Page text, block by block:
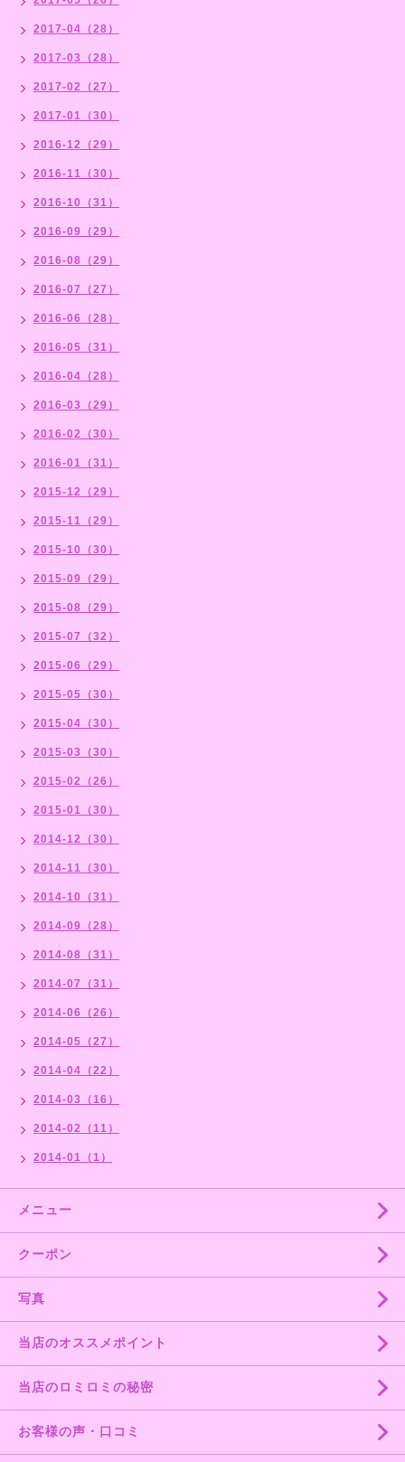
2017-04（28）
2017-03（28）
2017-02（27）
2017-01（30）
2016-12（29）
2016-11（30）
2016-10（31）
2016-09（29）
2016-08（29）
2016-07（27）
2016-06（28）
2016-05（31）
2016-04（28）
2016-03（29）
2016-02（30）
2016-01（31）
2015-12（29）
2015-11（29）
2015-10（30）
2015-09（29）
2015-08（29）
2015-07（32）
2015-06（29）
2015-05（30）
2015-04（30）
2015-03（30）
2015-02（26）
2015-01（30）
2014-12（30）
2014-11（30）
2014-10（31）
2014-09（28）
2014-08（31）
2014-07（31）
2014-06（26）
2014-05（27）
2014-04（22）
2014-03（16）
2014-02（11）
2014-01（1）
メニュー
クーポン
写真
当店のオススメポイント
当店のロミロミの秘密
お客様の声・口コミ